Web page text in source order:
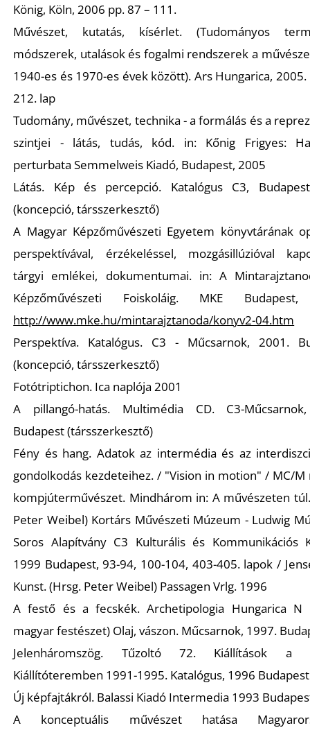
König, Köln, 2006 pp. 87 – 111.
Művészet, kutatás, kísérlet. (Tudományos
módszerek, utalások és fogalmi rendszerek a
1940-es és 1970-es évek között). Ars Hungarica, 2005.
212. lap
Tudomány, művészet, technika - a formálás és a
szintjei - látás, tudás, kód. in: Kőnig Frigyes:
perturbata Semmelweis Kiadó, Budapest, 2005
Látás. Kép és percepció. Katalógus C3,
(koncepció, társszerkesztő)
A Magyar Képzőművészeti Egyetem könyvtárának
perspektívával, érzékeléssel, mozgásillúzióval
tárgyi emlékei, dokumentumai. in: A
Képzőművészeti Foiskoláig. MKE
http://www.mke.hu/mintarajztanoda/konyv2-04.htm
Perspektíva. Katalógus. C3 - Műcsarnok, 2001.
(koncepció, társszerkesztő)
Fotótriptichon. Ica naplója 2001
A pillangó-hatás. Multimédia CD. C3-
Budapest (társszerkesztő)
Fény és hang. Adatok az intermédia és az
gondolkodás kezdeteihez. / "Vision in motion" / MC/M
kompjúterművészet. Mindhárom in: A művészeten
Peter Weibel) Kortárs Művészeti Múzeum - Ludwig
Soros Alapítvány C3 Kulturális és Kommunikációs
1999 Budapest, 93-94, 100-104, 403-405. lapok /
Kunst. (Hrsg. Peter Weibel) Passagen Vrlg. 1996
A festő és a fecskék. Archetipologia Hungarica N
magyar festészet) Olaj, vászon. Műcsarnok, 1997.
Jelenháromszög. Tűzoltó 72. Kiállítások a
Kiállítóteremben 1991-1995. Katalógus, 1996
Új képfajtákról. Balassi Kiadó Intermedia 1993
A konceptuális művészet hatása